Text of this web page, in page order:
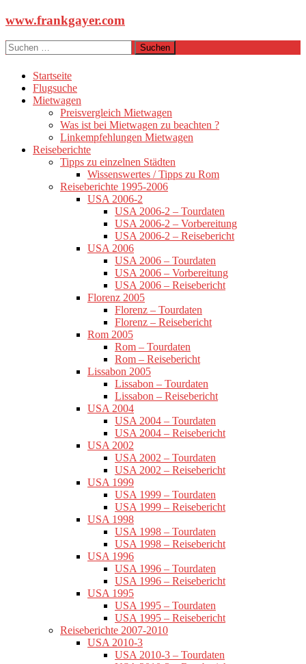
Zum
springen
www.frankgayer.com
Suchen
nach:
Startseite
Flugsuche
Mietwagen
Preisvergleich Mietwagen
Was ist bei Mietwagen zu beachten ?
Linkempfehlungen Mietwagen
Reiseberichte
Tipps zu einzelnen Städten
Wissenswertes / Tipps zu Rom
Reiseberichte 1995-2006
USA 2006-2
USA 2006-2 – Tourdaten
USA 2006-2 – Vorbereitung
USA 2006-2 – Reisebericht
USA 2006
USA 2006 – Tourdaten
USA 2006 – Vorbereitung
USA 2006 – Reisebericht
Florenz 2005
Florenz – Tourdaten
Florenz – Reisebericht
Rom 2005
Rom – Tourdaten
Rom – Reisebericht
Lissabon 2005
Lissabon – Tourdaten
Lissabon – Reisebericht
USA 2004
USA 2004 – Tourdaten
USA 2004 – Reisebericht
USA 2002
USA 2002 – Tourdaten
USA 2002 – Reisebericht
USA 1999
USA 1999 – Tourdaten
USA 1999 – Reisebericht
USA 1998
USA 1998 – Tourdaten
USA 1998 – Reisebericht
USA 1996
USA 1996 – Tourdaten
USA 1996 – Reisebericht
USA 1995
USA 1995 – Tourdaten
USA 1995 – Reisebericht
Reiseberichte 2007-2010
USA 2010-3
USA 2010-3 – Tourdaten